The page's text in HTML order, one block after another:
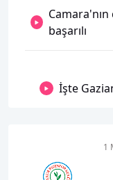
başarılı
İşte
1